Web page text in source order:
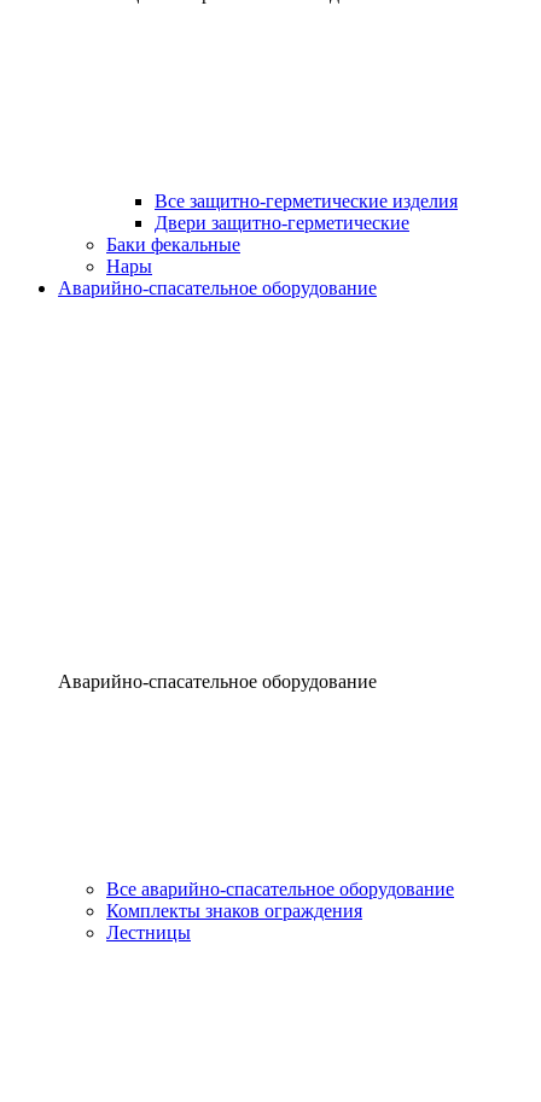
Все защитно-герметические изделия
Двери защитно-герметические
Баки фекальные
Нары
Аварийно-спасательное оборудование
Аварийно-спасательное оборудование
Все аварийно-спасательное оборудование
Комплекты знаков ограждения
Лестницы